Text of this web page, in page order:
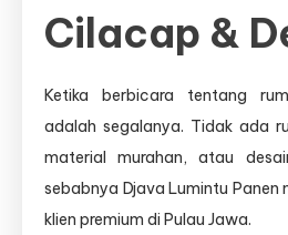
Cilacap &
Ketika berbicara tentang
adalah segalanya. Tidak ada
material murahan, atau
sebabnya Djava Lumintu Panen
klien premium di Pulau Jawa.